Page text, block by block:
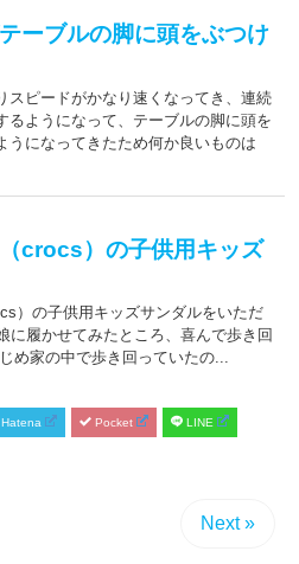
Hatena Pocket LINE
Next »